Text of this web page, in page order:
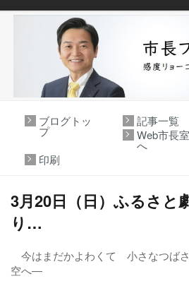
ブログトッ
プ
記事一覧
Web市長室
へ
印刷
3月20日（日）ふるさと
り…
今はまだかよわくて 小さなつば
空へ―